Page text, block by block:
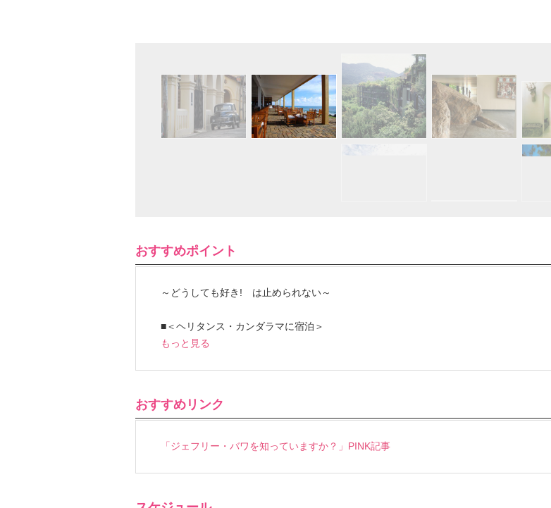
おすすめポイント
～どうしても好き! は止められない～
■＜ヘリタンス・カンダラマに宿泊＞
もっと見る
おすすめリンク
「ジェフリー・バワを知っていますか？」PINK記事